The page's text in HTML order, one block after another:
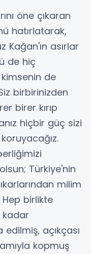
öne çıkaran
hatırlatarak,
Kağan'ın asırlar
de hiç
kimsenin de
birbirinizden
birer kırıp
hiçbir güç sizi
Türkiye'nin
milim
birlikte
kadar
edilmiş, açıkçası
kopmuş